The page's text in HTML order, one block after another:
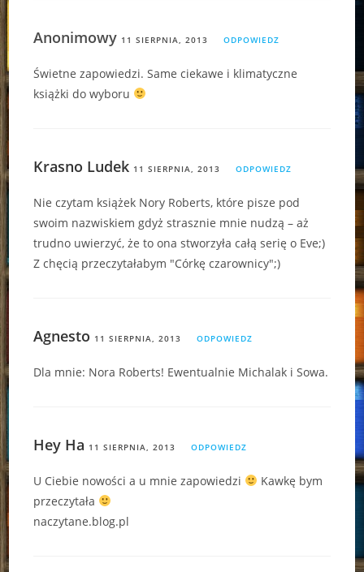
Anonimowy 11 SIERPNIA, 2013 ODPOWIEDZ
Świetne zapowiedzi. Same ciekawe i klimatyczne
książki do wyboru
Krasno Ludek 11 SIERPNIA, 2013 ODPOWIEDZ
Nie czytam książek Nory Roberts, które pisze pod
swoim nazwiskiem gdyż strasznie mnie nudzą – aż
trudno uwierzyć, że to ona stworzyła całą serię o Eve;)
Z chęcią przeczytałabym "Córkę czarownicy";)
Agnesto 11 SIERPNIA, 2013 ODPOWIEDZ
Dla mnie: Nora Roberts! Ewentualnie Michalak i Sowa.
Hey Ha 11 SIERPNIA, 2013 ODPOWIEDZ
U Ciebie nowości a u mnie zapowiedzi
Kawkę bym
przeczytała
naczytane.blog.pl